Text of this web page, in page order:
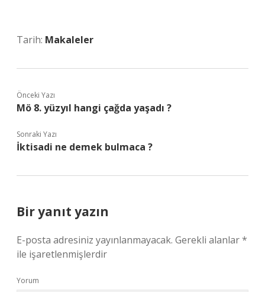
Tarih: Makaleler
Önceki Yazı
Mö 8. yüzyıl hangi çağda yaşadı ?
Sonraki Yazı
İktisadi ne demek bulmaca ?
Bir yanıt yazın
E-posta adresiniz yayınlanmayacak. Gerekli alanlar*
ile işaretlenmişlerdir
Yorum